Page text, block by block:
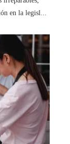
en la legisl...